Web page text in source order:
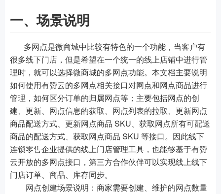
一、场景说明
多网点是微商城中比较有特色的一个功能，当客户有
很多线下门店，但是希望在一个统一的线上店铺中进行管
理时，就可以选择微商城的多网点功能。本文档主要说明
如何使用有赞云的多网点相关接口对网点和网点商品进行
管理，如何区分订单的归属网点等；主要包括网点的创
建、更新、网点信息的获取、网点列表的拉取、更新网点
商品配送方式、更新网点商品 SKU、获取网点所有可配送
商品的配送方式、获取网点商品 SKU 等接口。因此线下
连锁零售企业提供的线上门店管理工具，也能够基于有赞
云开放的多网点接口，第三方合作伙伴可以实现线上线下
门店订单、商品、库存同步。
网点创建场景说明：商家需要创建、维护的网点数量